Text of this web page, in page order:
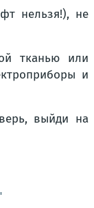
нельзя!), не
тканью или
и
выйди на